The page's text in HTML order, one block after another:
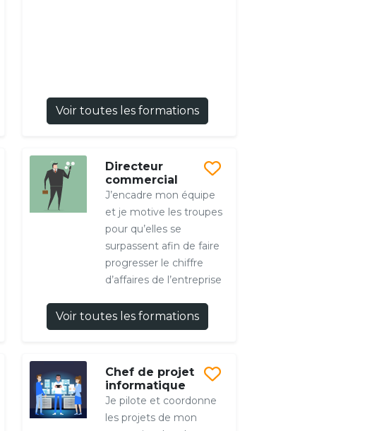
Voir toutes les formations
Directeur
commercial
J’encadre mon équipe
et je motive les troupes
pour qu’elles se
surpassent afin de faire
progresser le chiffre
d’affaires de l’entreprise
Voir toutes les formations
Chef de projet
informatique
Je pilote et coordonne
les projets de mon